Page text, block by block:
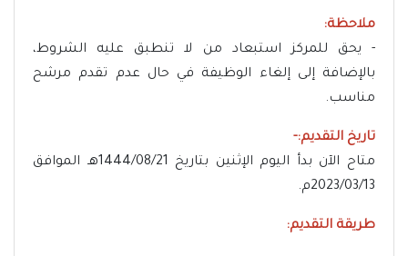
ملاحظة:
- يحق للمركز استبعاد من لا تنطبق عليه الشروط،
بالإضافة إلى إلغاء الوظيفة في حال عدم تقدم مرشح
مناسب.
تاريخ التقديم:-
متاح الآن بدأ اليوم الإثنين بتاريخ 1444/08/21هـ الموافق
2023/03/13م.
طريقة التقديم: